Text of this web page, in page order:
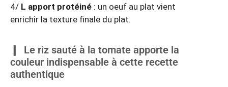
4/ L apport protéiné : un oeuf au plat vient
enrichir la texture finale du plat.
Le riz sauté à la tomate apporte la
couleur indispensable à cette recette
authentique